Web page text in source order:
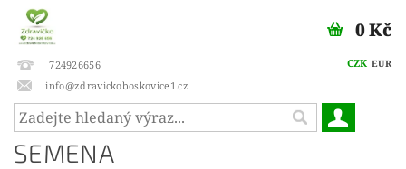
724926656
info@zdravickoboskovice1.cz
CZK EUR
0 Kč
SEMENA